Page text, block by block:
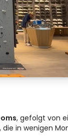
, gefolgt von
, die in wenigen